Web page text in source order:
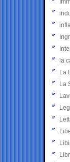
la
La
La